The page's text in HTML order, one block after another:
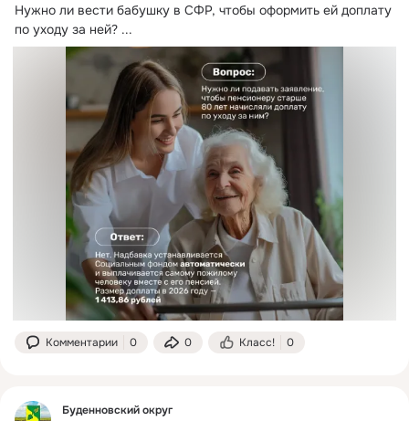
Нужно ли вести бабушку в СФР, чтобы оформить ей доплату
по уходу за ней? ...
Комментарии 0 0 Класс! 0
Буденновский округ